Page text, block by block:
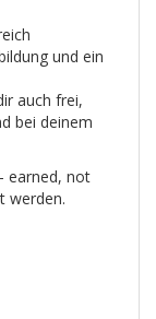
und ein
auch frei,
bei deinem
earned, not
werden.